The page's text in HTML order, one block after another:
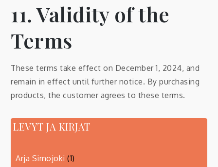
11. Validity of the
Terms
These terms take effect on December 1, 2024, and
remain in effect until further notice. By purchasing
products, the customer agrees to these terms.
LEVYT JA KIRJAT
Arja Simojoki (1)